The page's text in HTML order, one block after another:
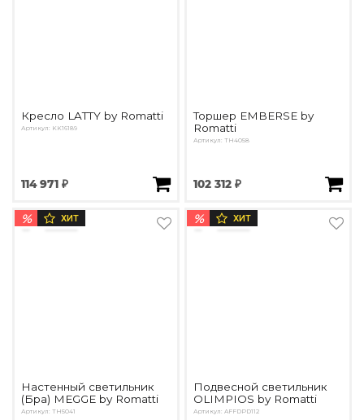
Кресло LATTY by Romatti
Артикул: KK16189
114 971 ₽
Торшер EMBERSE by
Romatti
Артикул: TH4058
102 312 ₽
% ХИТ
Настенный светильник
(Бра) MEGGE by Romatti
Артикул: TH5041
% ХИТ
Подвесной светильник
OLIMPIOS by Romatti
Артикул: AFFDPD112